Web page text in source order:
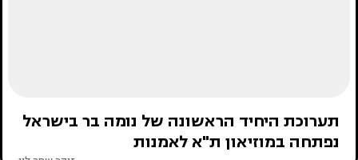
תערוכת היחיד הראשונה של נומה בר בישראל
נפתחה במוזיאון ת"א לאמנות